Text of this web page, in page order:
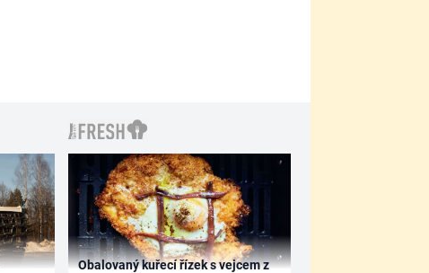
Obalovaný kuřecí řízek s vejcem z